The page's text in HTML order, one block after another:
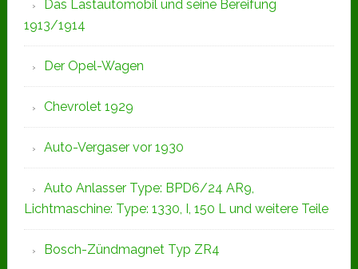
Das Lastautomobil und seine Bereifung
1913/1914
Der Opel-Wagen
Chevrolet 1929
Auto-Vergaser vor 1930
Auto Anlasser Type: BPD6/24 AR9,
Lichtmaschine: Type: 1330, I, 150 L und weitere Teile
Bosch-Zündmagnet Typ ZR4